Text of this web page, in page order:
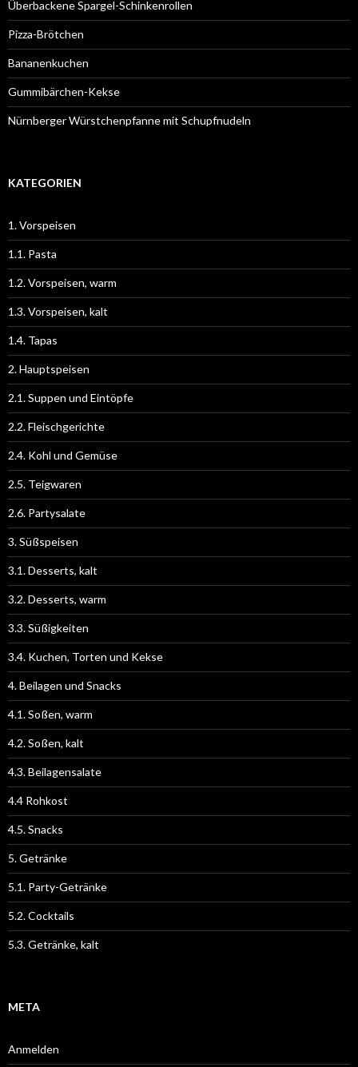
Überbackene Spargel-Schinkenrollen
Pizza-Brötchen
Bananenkuchen
Gummibärchen-Kekse
Nürnberger Würstchenpfanne mit Schupfnudeln
KATEGORIEN
1. Vorspeisen
1.1. Pasta
1.2. Vorspeisen, warm
1.3. Vorspeisen, kalt
1.4. Tapas
2. Hauptspeisen
2.1. Suppen und Eintöpfe
2.2. Fleischgerichte
2.4. Kohl und Gemüse
2.5. Teigwaren
2.6. Partysalate
3. Süßspeisen
3.1. Desserts, kalt
3.2. Desserts, warm
3.3. Süßigkeiten
3.4. Kuchen, Torten und Kekse
4. Beilagen und Snacks
4.1. Soßen, warm
4.2. Soßen, kalt
4.3. Beilagensalate
4.4 Rohkost
4.5. Snacks
5. Getränke
5.1. Party-Getränke
5.2. Cocktails
5.3. Getränke, kalt
META
Anmelden